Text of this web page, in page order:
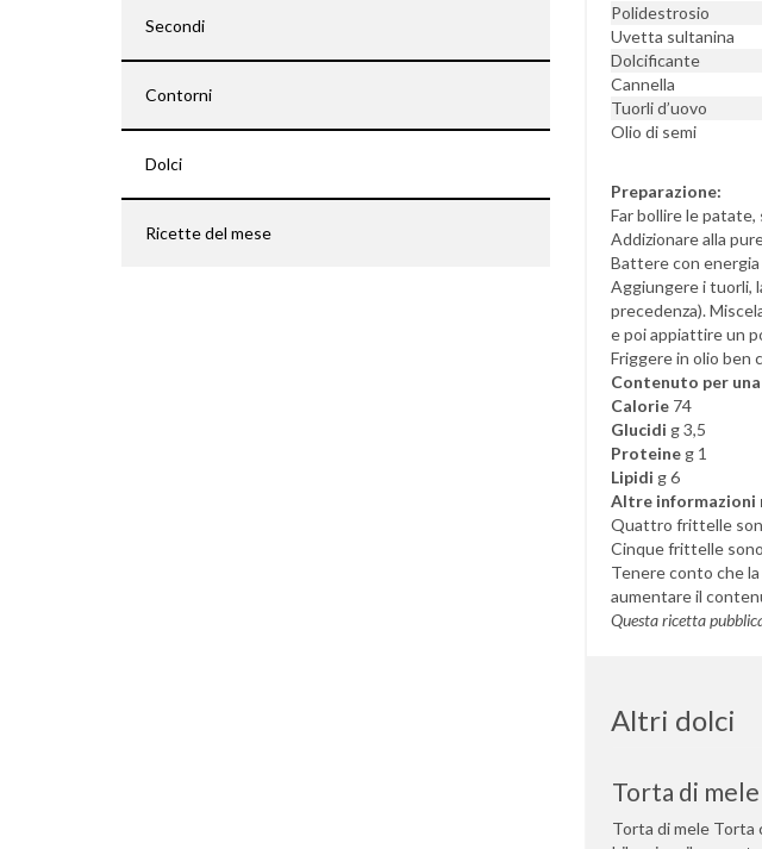
Secondi
Contorni
Dolci
Ricette del mese
Polidestrosio
Uvetta sultanina
Dolcificante
Cannella
Tuorli d’uovo
Olio di semi
Preparazione:
Far bollire le
Addizionare alla
Battere con energia
Aggiungere i tuorli,
precedenza).
e poi appiattire un
Friggere in olio ben
Contenuto per
Calorie 74
Glucidi g 3,5
Proteine g 1
Lipidi g 6
Altre informazioni
Quattro frittelle
Cinque frittelle
Tenere conto che
aumentare il
Questa ricetta
Altri dolci
Torta di mele
Torta di mele Torta